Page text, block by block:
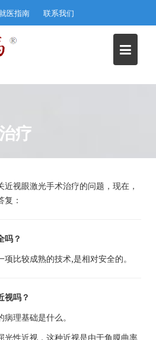
医指南 联系我们
疗
视眼激光手术治疗的问题，现在，
：
吗？
比较成熟的技术,是相对安全的。
视吗？
理基础是什么。
光性近视，这种近视是由于角膜曲率